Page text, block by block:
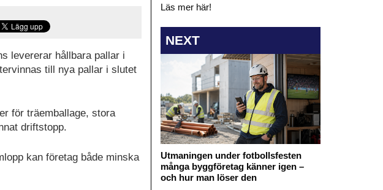
levererar hållbara pallar i
till nya pallar i slutet
för träemballage, stora
driftstopp.
kan företag både minska
Läs mer här!
NEXT
Utmaningen under fotbollsfesten
många byggföretag känner igen –
och hur man löser den